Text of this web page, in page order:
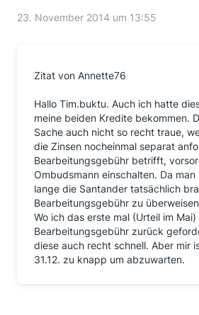
Hinweis, dass mein Schreiben von
Hauptverwaltung (Service-Team-
wurde.
23. November 2014 um 13:55
Zitat von Annette76
Hallo Tim.buktu. Auch ich hatte
meine beiden Kredite bekommen.
Sache auch nicht so recht traue,
die Zinsen nocheinmal separat
Bearbeitungsgebühr betrifft,
Ombudsmann einschalten. Da
lange die Santander tatsächlich
Bearbeitungsgebühr zu
Wo ich das erste mal (Urteil im Mai)
Bearbeitungsgebühr zurück
diese auch recht schnell. Aber mir
31.12. zu knapp um abzuwarten.